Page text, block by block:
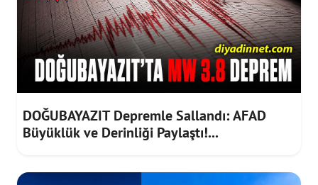
DOĞUBAYAZIT Depremle Sallandı: AFAD
Büyüklük ve Derinliği Paylaştı!...